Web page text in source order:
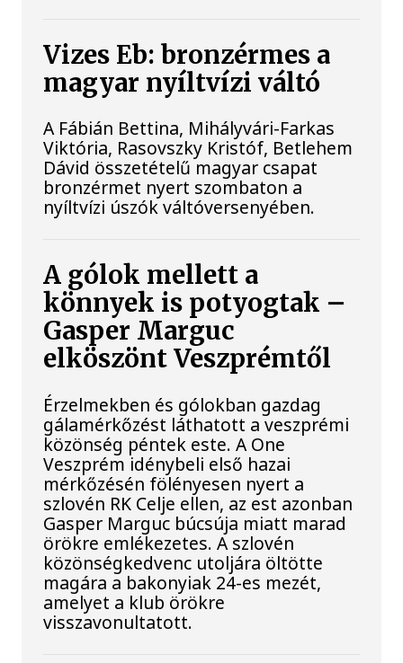
Vizes Eb: bronzérmes a
magyar nyíltvízi váltó
A Fábián Bettina, Mihályvári-Farkas
Viktória, Rasovszky Kristóf, Betlehem
Dávid összetételű magyar csapat
bronzérmet nyert szombaton a
nyíltvízi úszók váltóversenyében.
A gólok mellett a
könnyek is potyogtak –
Gasper Marguc
elköszönt Veszprémtől
Érzelmekben és gólokban gazdag
gálamérkőzést láthatott a veszprémi
közönség péntek este. A One
Veszprém idénybeli első hazai
mérkőzésén fölényesen nyert a
szlovén RK Celje ellen, az est azonban
Gasper Marguc búcsúja miatt marad
örökre emlékezetes. A szlovén
közönségkedvenc utoljára öltötte
magára a bakonyiak 24-es mezét,
amelyet a klub örökre
visszavonultatott.